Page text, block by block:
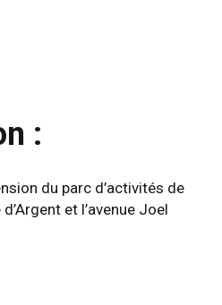
:
du parc d’activités de
et l’avenue Joel